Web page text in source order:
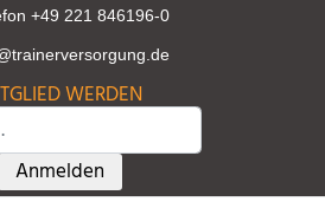
+49 221 846196-0
e
WERDEN
Type 2 or more characters for
Anmelden